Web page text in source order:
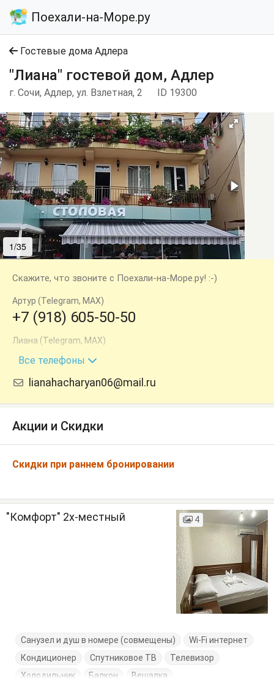
Поехали-на-Море.ру
Гостевые дома Адлера
"Лиана" гостевой дом, Адлер
г. Сочи, Адлер, ул. Взлетная, 2 ID 19300
1/35
Скажите, что звоните с Поехали-на-Море.ру! :-)
Артур (Telegram, MAX)
+7 (918) 605-50-50
Лиана (Telegram, MAX)
+7 (988) 166-50-50
Все телефоны
lianahacharyan06@mail.ru
Акции и Скидки
Скидки при раннем бронировании
"Комфорт" 2х-местный 4
Санузел и душ в номере (совмещены)
Wi-Fi интернет
Кондиционер
Спутниковое ТВ
Телевизор
Холодильник
Балкон
Вешалка